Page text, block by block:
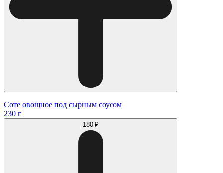
Соте овощное под сырным соусом
230 г
180 ₽